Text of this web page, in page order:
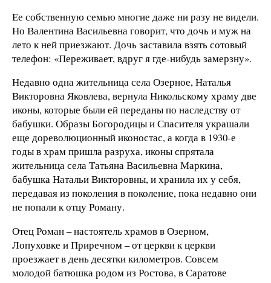
Ее собственную семью многие даже ни разу не видели.
Но Валентина Васильевна говорит, что дочь и муж на
лето к ней приезжают. Дочь заставила взять сотовый
телефон: «Переживает, вдруг я где-нибудь замерзну».
Недавно одна жительница села Озерное, Наталья
Викторовна Яковлева, вернула Никольскому храму две
иконы, которые были ей переданы по наследству от
бабушки. Образы Богородицы и Спасителя украшали
еще дореволюционный иконостас, а когда в 1930-е
годы в храм пришла разруха, иконы спрятала
жительница села Татьяна Васильевна Маркина,
бабушка Натальи Викторовны, и хранила их у себя,
передавая из поколения в поколение, пока недавно они
не попали к отцу Роману.
Отец Роман – настоятель храмов в Озерном,
Лопуховке и Приречном – от церкви к церкви
проезжает в день десятки километров. Совсем
молодой батюшка родом из Ростова, в Саратове